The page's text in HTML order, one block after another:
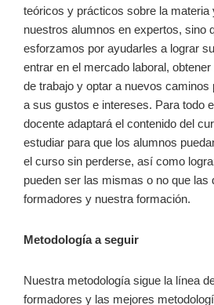
teóricos y prácticos sobre la materia
nuestros alumnos en expertos, sino
esforzamos por ayudarles a lograr
entrar en el mercado laboral,
de trabajo y optar a nuevos caminos
a sus gustos e intereses. Para todo
docente adaptará el contenido del
estudiar para que los alumnos
el curso sin perderse, así como
pueden ser las mismas o no que las
formadores y nuestra formación.
Metodología a seguir
Nuestra metodología sigue la línea
formadores y las mejores